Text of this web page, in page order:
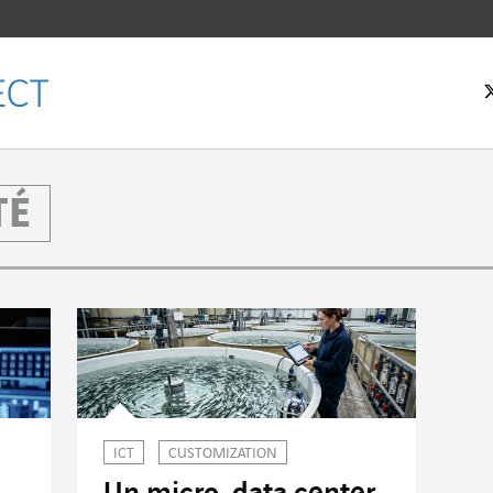
ICT CUSTOMIZATION